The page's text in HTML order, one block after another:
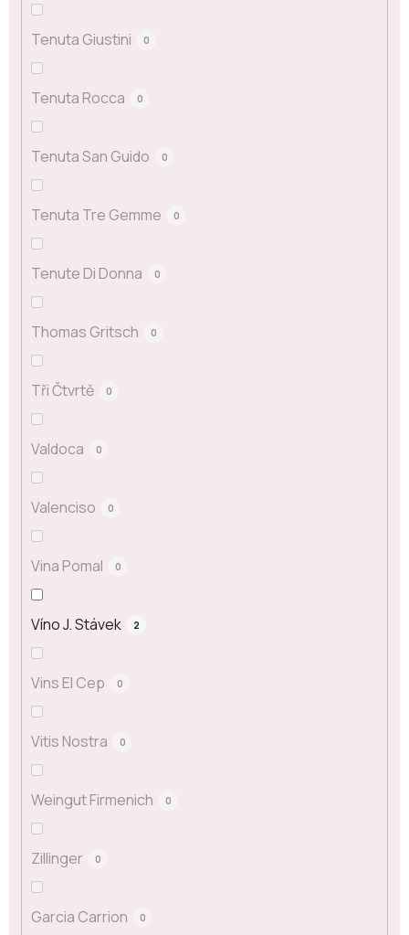
Tenuta Giustini 0
Tenuta Rocca 0
Tenuta San Guido 0
Tenuta Tre Gemme 0
Tenute Di Donna 0
Thomas Gritsch 0
Tři Čtvrtě 0
Valdoca 0
Valenciso 0
Vina Pomal 0
Víno J. Stávek 2
Vins El Cep 0
Vitis Nostra 0
Weingut Firmenich 0
Zillinger 0
Garcia Carrion 0